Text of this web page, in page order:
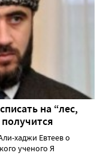
на “лес,
хаджи Евтеев о
ученого Я